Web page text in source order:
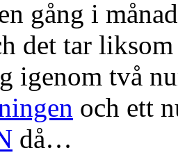
gång i
det tar
igenom två
och ett
då…